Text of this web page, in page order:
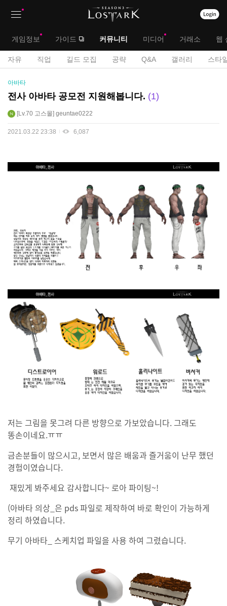
대
메
게임정보 가이드 커뮤니티 미디어 거래소 웹
서
메
자유 직업 길드 모집 공략 Q&A 갤러리 스타
모
전
시
아바타
전사 아바타 공모전 지원해봅니다. 1
Lv.70 고스몰 geuntae0222
2021.03.22 23:38 6,087
저는 그림을 못그려 다른 방향으로 가보았습니다. 그래도
똥손이네요.ㅠㅠ
금손분들이 많으시고, 보면서 많은 배움과 즐거움이 난무 했던
경험이였습니다.
재밌게 봐주세요 감사합니다~ 로아 파이팅~!
(아바타 의상_은 pds 파일로 제작하여 바로 확인이 가능하게
정리 하였습니다.
무기 아바타_ 스케치업 파일을 사용 하여 그렸습니다.